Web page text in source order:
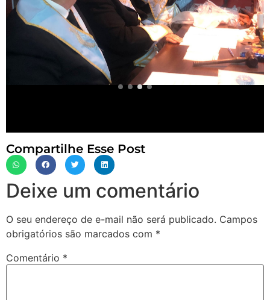
Compartilhe Esse Post
Deixe um comentário
O seu endereço de e-mail não será publicado. Campos
obrigatórios são marcados com *
Comentário *